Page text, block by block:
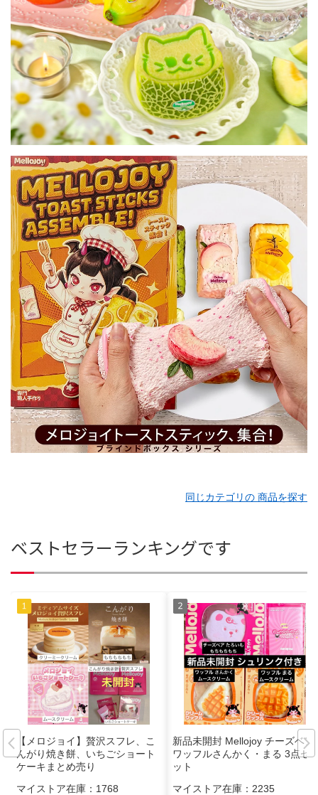
同じカテゴリの 商品を探す
ベストセラーランキングです
【メロジョイ】贅沢スフレ、こ
んがり焼き餅、いちごショート
ケーキまとめ売り
マイストア在庫： 1768
新品未開封 Mellojoy チーズベア
ワッフルさんかく・まる 3点セ
ット
マイストア在庫： 2235